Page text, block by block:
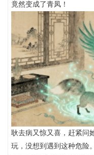
竟然变成了青凤！
耿去病又惊又喜，赶紧问
玩，没想到遇到这种危险